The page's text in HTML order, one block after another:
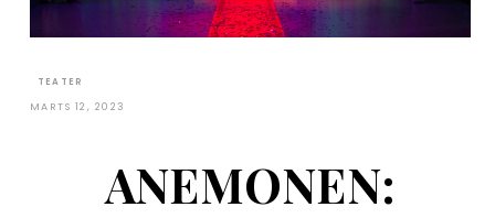
TEATER
MARTS 12, 2023
ANEMONEN: